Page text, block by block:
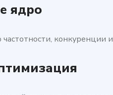
ядро
частотности, конкуренции